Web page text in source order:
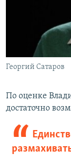
Георгий Сатаров
По оценке
достаточно